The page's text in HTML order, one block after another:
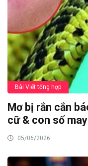
Bài Viết tổng hợp
Mơ bị rắn cắn
cữ & con số
05/06/2026